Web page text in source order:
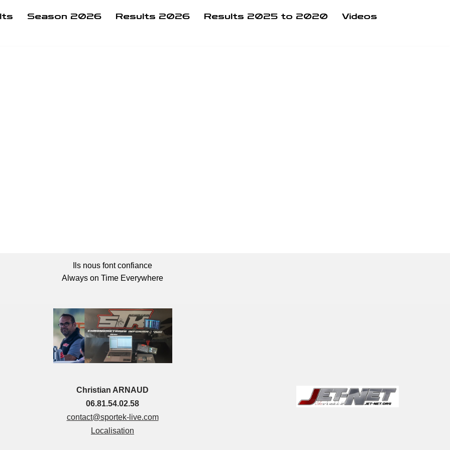
Season 2026 Results 2026 Results 2025 to 2020
Videos
Ils nous font confiance
Always on Time Everywhere
Christian ARNAUD
06.81.54.02.58
contact@sportek-live.com
Localisation